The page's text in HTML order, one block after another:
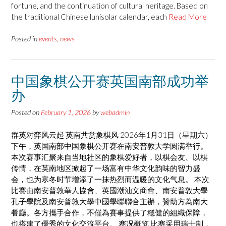
fortune, and the continuation of cultural heritage. Based on
the traditional Chinese lunisolar calendar, each Read More
Posted inevents news
中国象棋公开赛英国南部成功举
办
Posted on February 1, 2026 bywebadmin
群英对弈风云起 英南共赏象棋风 2026年1月31日（星期六）
下午，英国南部中国象棋公开赛在南安普敦大学圆满举行。
本次赛事汇聚来自当地社区的象棋爱好者，以棋会友、以棋
传情，在英南地区掀起了一场富有中华文化韵味的智力盛
会，也为寒冬时节增添了一抹热烈而温暖的文化气息。 本次
比賽由南安普敦華人協會、英國潮汕文商會、南安普敦大學
孔子學院及南安普敦大學中國學聯聯合主辦，贊助方為南大
餐廳。各方攜手合作，不僅為賽事提供了穩健的組織保障，
也搭建了優秀的文化交流平台。 赛况概览 比赛采用瑞士制，